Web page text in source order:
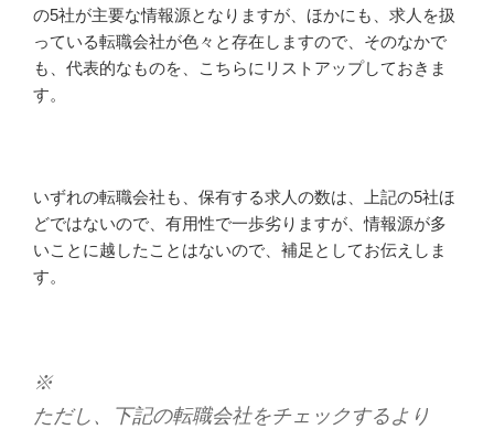
の5社が主要な情報源となりますが、ほかにも、求人を扱
っている転職会社が色々と存在しますので、そのなかで
も、代表的なものを、こちらにリストアップしておきま
す。
いずれの転職会社も、保有する求人の数は、上記の5社ほ
どではないので、有用性で一歩劣りますが、情報源が多
いことに越したことはないので、補足としてお伝えしま
す。
※
ただし、下記の転職会社をチェックするより